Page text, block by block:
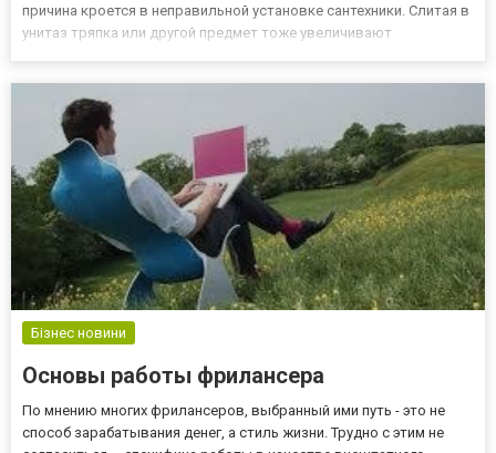
причина кроется в неправильной установке сантехники. Слитая в
унитаз тряпка или другой предмет тоже увеличивают
дожидаться полног...
Бізнес новини
Основы работы фрилансера
По мнению многих фрилансеров, выбранный ими путь - это не
способ зарабатывания денег, а стиль жизни. Трудно с этим не